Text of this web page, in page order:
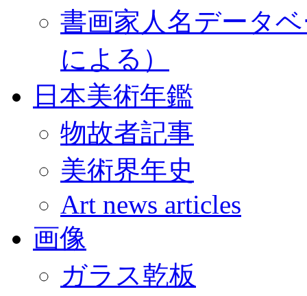
書画家人名データ
による）
日本美術年鑑
物故者記事
美術界年史
Art news articles
画像
ガラス乾板